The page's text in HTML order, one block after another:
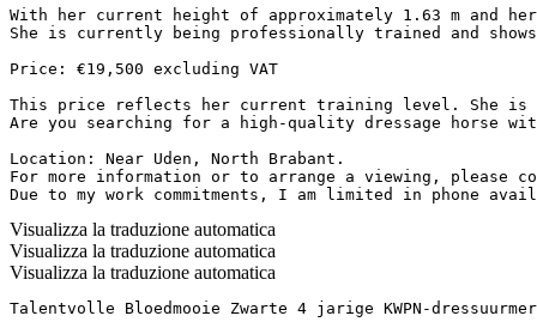
With her current height of approximately 1.63 m and
She is currently being professionally trained and
Price: €19,500 excluding VAT
This price reflects her current training level. She is
Are you searching for a high-quality dressage horse
Location: Near Uden, North Brabant.
For more information or to arrange a viewing, please
Due to my work commitments, I am limited in phone
Visualizza la traduzione automatica
Visualizza la traduzione automatica
Visualizza la traduzione automatica
Talentvolle Bloedmooie Zwarte 4 jarige KWPN-